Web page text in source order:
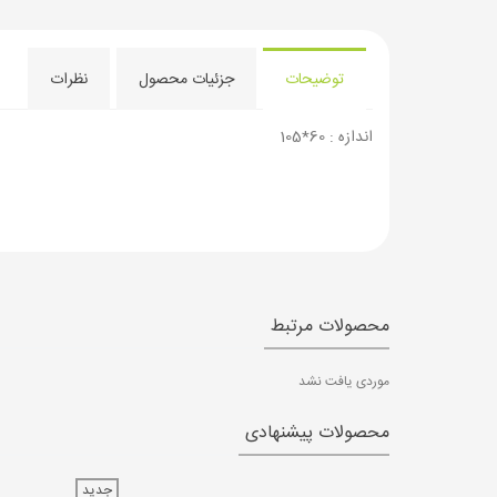
توضیحات جزئیات محصول نظرات
اندازه : 60*105
محصولات مرتبط
موردی یافت نشد
محصولات پیشنهادی
جدید